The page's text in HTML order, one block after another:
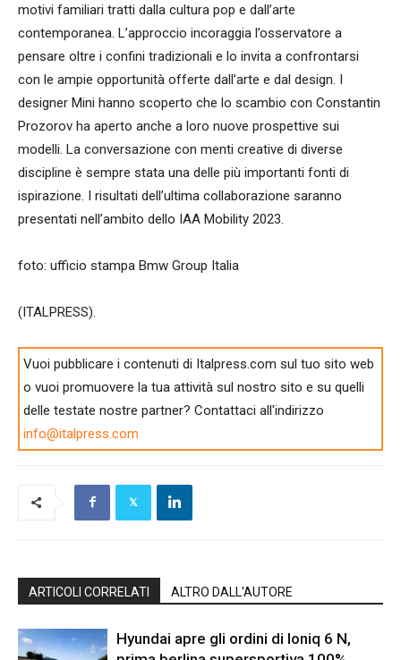
motivi familiari tratti dalla cultura pop e dall’arte
contemporanea. L’approccio incoraggia l’osservatore a
pensare oltre i confini tradizionali e lo invita a confrontarsi
con le ampie opportunità offerte dall’arte e dal design. I
designer Mini hanno scoperto che lo scambio con Constantin
Prozorov ha aperto anche a loro nuove prospettive sui
modelli. La conversazione con menti creative di diverse
discipline è sempre stata una delle più importanti fonti di
ispirazione. I risultati dell’ultima collaborazione saranno
presentati nell’ambito dello IAA Mobility 2023.
foto: ufficio stampa Bmw Group Italia
(ITALPRESS).
Vuoi pubblicare i contenuti di Italpress.com sul tuo sito web
o vuoi promuovere la tua attività sul nostro sito e su quelli
delle testate nostre partner? Contattaci all'indirizzo
info@italpress.com
ARTICOLI CORRELATI ALTRO DALL'AUTORE
Hyundai apre gli ordini di Ioniq 6 N,